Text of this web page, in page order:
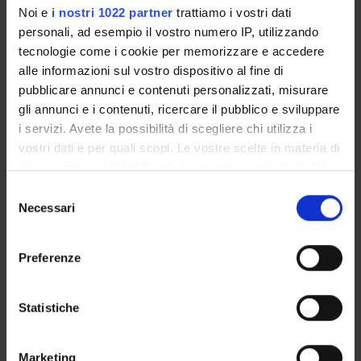
Noi e i nostri 1022 partner trattiamo i vostri dati
personali, ad esempio il vostro numero IP, utilizzando
tecnologie come i cookie per memorizzare e accedere
alle informazioni sul vostro dispositivo al fine di
pubblicare annunci e contenuti personalizzati, misurare
gli annunci e i contenuti, ricercare il pubblico e sviluppare
i servizi. Avete la possibilità di scegliere chi utilizza i
vostri dati e per quali scopi. Le vostre scelte in materia di
privacy sono applicabili solo su questa proprietà digitale
modificare o revocare il proprio consenso in qualsiasi
momento dalla Dichiarazione sui cookie o facendo clic
raccogliere informazioni sulla tua posizione
geografica, con un'approssimazione di qualche
delNecessari
Preferenze
Statistiche
Marketing
AREE DI RICERCA COINVOLTE DAL PROGETTO
Employment and Labour Law
PUBBLICAZIONI
TITOLO
Il diritto antidiscriminatorio tra teoria e prassi applicativa
Ciclo seminariale
ATTIVITÀ